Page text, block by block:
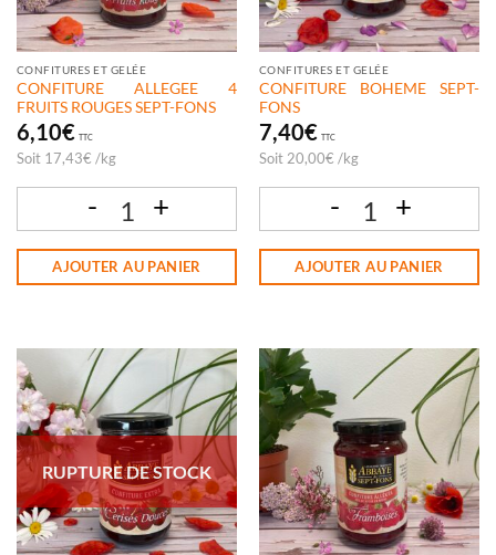
CONFITURES ET GELÉE
CONFITURE ALLEGEE 4
FRUITS ROUGES SEPT-FONS
6,10€ TTC
Soit 17,43€ /kg
AJOUTER AU PANIER
CONFITURES ET GELÉE
CONFITURE BOHEME SEPT-
FONS
7,40€ TTC
Soit 20,00€ /kg
AJOUTER AU PANIER
RUPTURE DE STOCK